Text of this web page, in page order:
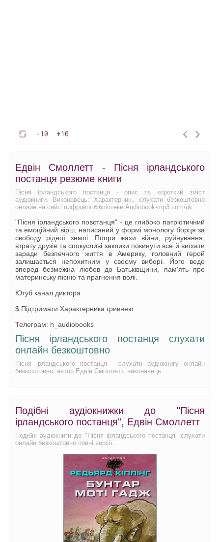
-10 +10
Едвін Смоллетт - Пісня ірландського
постанця резюме книги
Пісня ірландського постанця - опис та короткий зміст
аудіокниги. Виконавець: Характерник,, слухати безкоштовно
онлайн на сайті цифрової бібліотеки Audiobook-mp3.com/uk
"Пісня ірландського повстанця" - це глибоко патріотичний
та емоційний вірш, написаний у формі монологу борця за
свободу рідної землі. Попри жахи війни, руйнування,
втрату друзів та спокусливі заклики покинути все й виїхати
заради безпечного життя в Америку, головний герой
залишається непохитним у своєму виборі. Його веде
вперед безмежна любов до Батьківщини, пам'ять про
материнську пісню та прагнення волі.
Ютуб канал диктора
$ Підтримати Характерника гривнею
Телеграм: h_audiobooks
Пісня ірландського постанця слухати
онлайн безкоштовно
Пісня ірландського постанця - слухати аудіокнигу онлайн
безкоштовно, автор Едвін Смоллетт, виконавець
Подібні аудіокнижки до "Пісня
ірландського постанця", Едвін Смоллетт
Подібні аудіокниги до "Пісня ірландського постанця" слухати
онлайн безкоштовно повні версії.